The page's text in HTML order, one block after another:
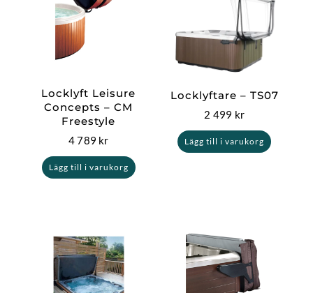
Locklyft Leisure
Concepts – CM
Freestyle
4 789 kr
Lägg till i varukorg
Locklyftare – TS07
2 499 kr
Lägg till i varukorg